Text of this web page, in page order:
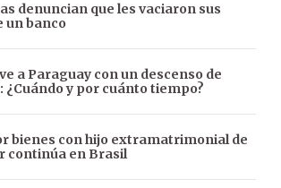
denuncian que les vaciaron sus
un banco
a Paraguay con un descenso de
¿Cuándo y por cuánto tiempo?
bienes con hijo extramatrimonial de
continúa en Brasil